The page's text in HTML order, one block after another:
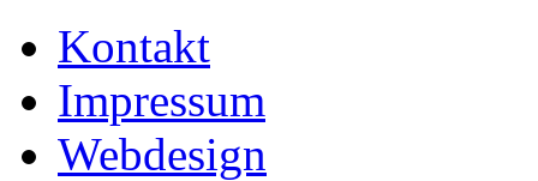
Kontakt
Impressum
Webdesign